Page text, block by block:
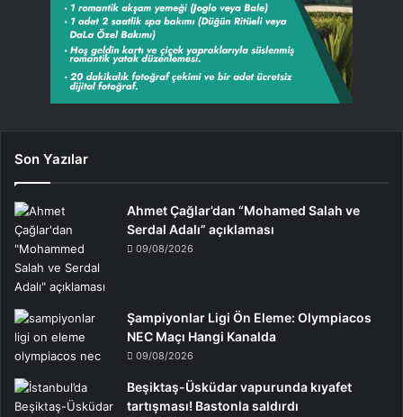
Son Yazılar
Ahmet Çağlar’dan “Mohamed Salah ve
Serdal Adalı” açıklaması
09/08/2026
Şampiyonlar Ligi Ön Eleme: Olympiacos
NEC Maçı Hangi Kanalda
09/08/2026
Beşiktaş-Üsküdar vapurunda kıyafet
tartışması! Bastonla saldırdı